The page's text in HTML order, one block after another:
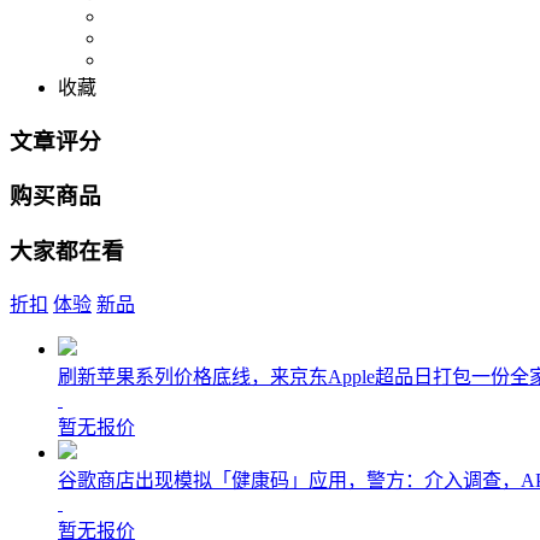
收藏
文章评分
购买商品
大家都在看
折扣 体验 新品
刷新苹果系列价格底线，来京东Apple超品日打包一份全
暂无报价
谷歌商店出现模拟「健康码」应用，警方：介入调查，
暂无报价